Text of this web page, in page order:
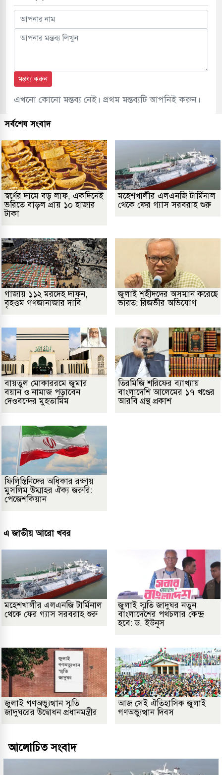
মন্তব্য করুন
এখনো কোনো মন্তব্য নেই। প্রথম মন্তব্যটি আপনিই করুন।
সর্বশেষ সংবাদ
স্বর্ণের দামে বড় লাফ, একদিনেই
ভরিতে বাড়ল প্রায় ১০ হাজার
টাকা
মহেশখালীর এলএনজি টার্মিনাল
থেকে ফের গ্যাস সরবরাহ শুরু
গাজায় ১১২ মরদেহ দাফন,
বৃহত্তম গণজানাজার দাবি
জুলাই শহীদদের অসম্মান করেছে
ভারত: রিজভীর অভিযোগ
বায়তুল মোকাররমে জুমার
বয়ান ও নামাজ পড়াবেন
দেওবন্দের মুহতামিম
তিরমিজি শরিফের ব্যাখ্যায়
বাংলাদেশি আলেমের ১৭ খণ্ডের
আরবি গ্রন্থ প্রকাশ
ফিলিস্তিনিদের অধিকার রক্ষায়
মুসলিম উম্মাহর ঐক্য জরুরি:
পেজেশকিয়ান
এ জাতীয় আরো খবর
মহেশখালীর এলএনজি টার্মিনাল
থেকে ফের গ্যাস সরবরাহ শুরু
জুলাই স্মৃতি জাদুঘর নতুন
বাংলাদেশের পথচলার কেন্দ্র
হবে: ড. ইউনূস
জুলাই গণঅভ্যুত্থান স্মৃতি
জাদুঘরের উদ্বোধন প্রধানমন্ত্রীর
আজ সেই ঐতিহাসিক জুলাই
গণঅভ্যুত্থান দিবস
আলোচিত সংবাদ